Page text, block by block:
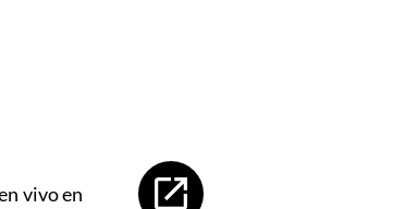
vivo en
Abre en nueva ventana